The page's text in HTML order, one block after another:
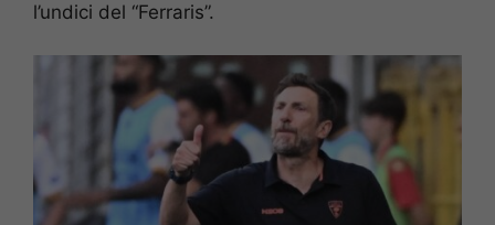
l’undici del “Ferraris”.